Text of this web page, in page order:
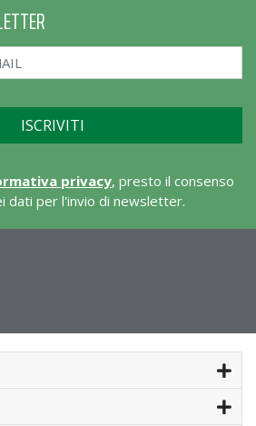
privacy, presto il consenso
dati per l'invio di newsletter.